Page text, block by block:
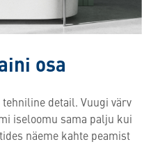
osa
detail. Vuugi värv
iseloomu sama palju kui
näeme kahte peamist